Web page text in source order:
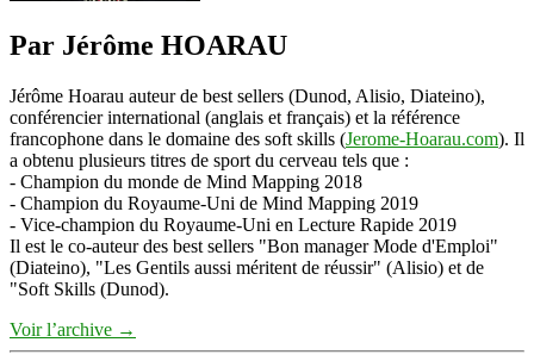
Par Jérôme HOARAU
Jérôme Hoarau auteur de best sellers (Dunod, Alisio, Diateino),
conférencier international (anglais et français) et la référence
francophone dans le domaine des soft skills (Jerome-Hoarau.com). Il
a obtenu plusieurs titres de sport du cerveau tels que :
- Champion du monde de Mind Mapping 2018
- Champion du Royaume-Uni de Mind Mapping 2019
- Vice-champion du Royaume-Uni en Lecture Rapide 2019
Il est le co-auteur des best sellers "Bon manager Mode d'Emploi"
(Diateino), "Les Gentils aussi méritent de réussir" (Alisio) et de
"Soft Skills (Dunod).
Voir l’archive →